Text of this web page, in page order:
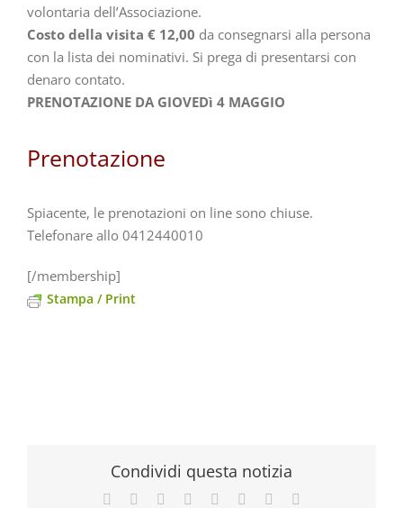
volontaria dell’Associazione.
Costo della visita € 12,00 da consegnarsi alla persona
con la lista dei nominativi. Si prega di presentarsi con
denaro contato.
PRENOTAZIONE DA GIOVEDì 4 MAGGIO
Prenotazione
Spiacente, le prenotazioni on line sono chiuse.
Telefonare allo 0412440010
[/membership]
Stampa / Print
Condividi questa notizia
Facebook Reddit LinkedIn
TumblrPinterest